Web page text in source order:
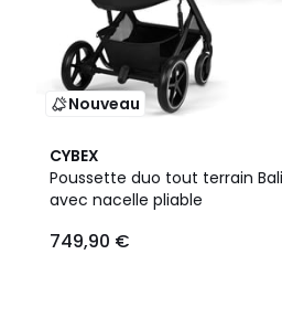
Nouveau
CYBEX
Poussette duo tout terrain
avec nacelle pliable
749,90 €